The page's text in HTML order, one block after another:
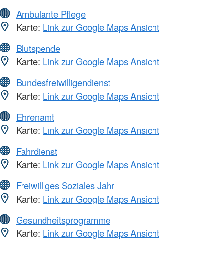
Ambulante Pflege
Karte: Link zur Google Maps Ansicht
Blutspende
Karte: Link zur Google Maps Ansicht
Bundesfreiwilligendienst
Karte: Link zur Google Maps Ansicht
Ehrenamt
Karte: Link zur Google Maps Ansicht
Fahrdienst
Karte: Link zur Google Maps Ansicht
Freiwilliges Soziales Jahr
Karte: Link zur Google Maps Ansicht
Gesundheitsprogramme
Karte: Link zur Google Maps Ansicht